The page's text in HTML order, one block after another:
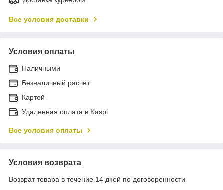
Все условия доставки
Условия оплаты
Наличными
Безналичный расчет
Картой
Удаленная оплата в Kaspi
Все условия оплаты
Условия возврата
Возврат товара в течение 14 дней по договоренности